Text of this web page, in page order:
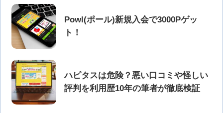
Powl(ポール)新規入会で3000Pゲッ
ト！
ハピタスは危険？悪い口コミや怪しい
評判を利用歴10年の筆者が徹底検証